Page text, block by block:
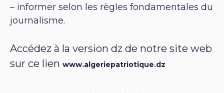
– informer selon les règles fondamentales du
journalisme.
Accédez à la version dz de notre site web
sur ce lien www.algeriepatriotique.dz